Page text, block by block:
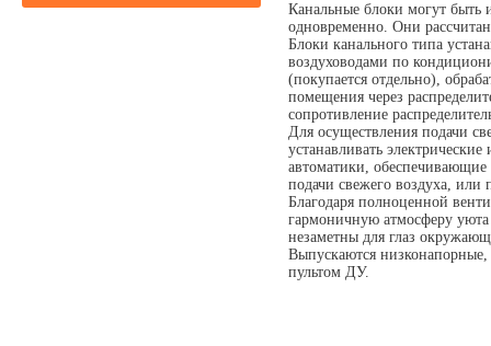
Канальные блоки могут быть
одновременно. Они
Блоки канального типа
воздуховодами по
(покупается отдельно),
помещения через
сопротивление
Для осуществления подачи
устанавливать
автоматики,
подачи свежего воздуха, или
Благодаря полноценной
гармоничную атмосферу
незаметны для глаз
Выпускаются
пультом ДУ.